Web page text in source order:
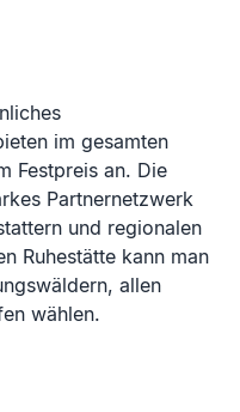
im gesamten
Festpreis an. Die
Partnernetzwerk
und regionalen
Ruhestätte kann man
allen
wählen.